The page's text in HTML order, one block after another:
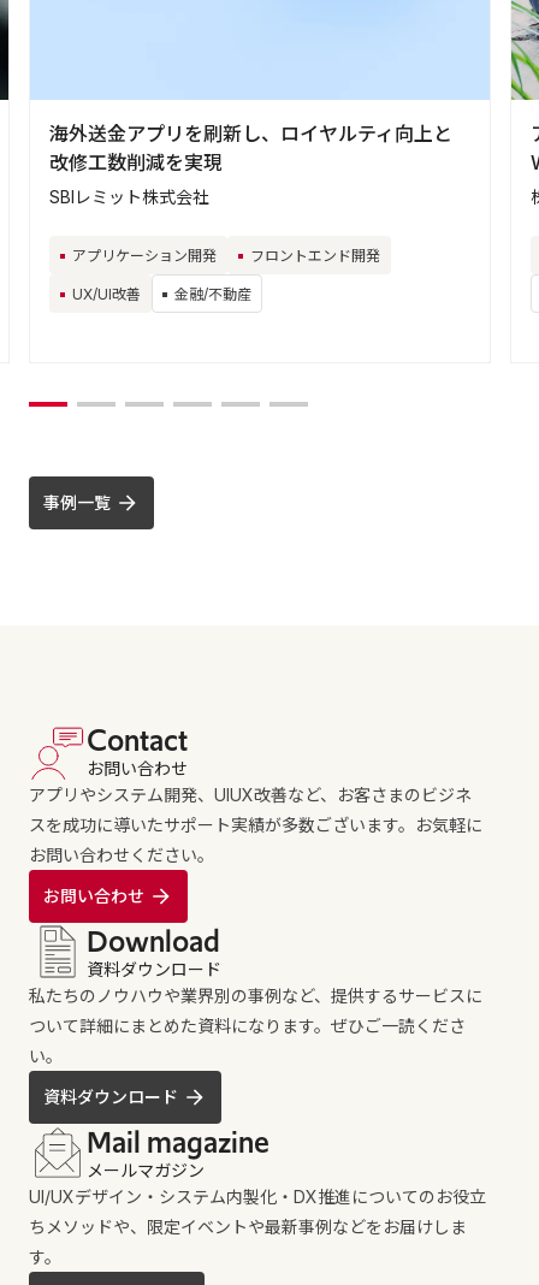
海外送金アプリを刷新し、ロイヤルティ向上と
改修工数削減を実現
SBIレミット株式会社
アプリケーション開発 フロントエンド開発
UX/UI改善 金融/不動産
事例一覧
Contact
お問い合わせ
アプリやシステム開発、UIUX改善など、お客さまのビジネ
スを成功に導いたサポート実績が多数ございます。お気軽に
お問い合わせください。
お問い合わせ
Download
資料ダウンロード
私たちのノウハウや業界別の事例など、提供するサービスに
ついて詳細にまとめた資料になります。ぜひご一読くださ
い。
資料ダウンロード
Mail magazine
メールマガジン
UI/UXデザイン・システム内製化・DX推進についてのお役立
ちメソッドや、限定イベントや最新事例などをお届けしま
す。